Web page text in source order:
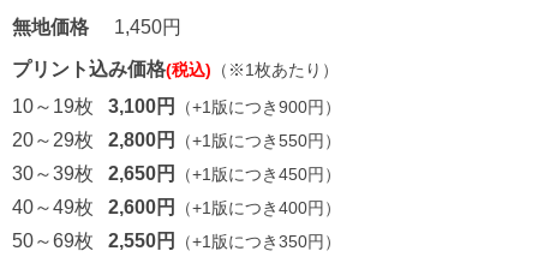
無地価格 1,450円
プリント込み価格(税込) （※1枚あたり）
10～19枚
20～29枚
30～39枚
40～49枚
50～69枚
3,100円 （+1版につき900円）
2,800円 （+1版につき550円）
2,650円 （+1版につき450円）
2,600円 （+1版につき400円）
2,550円 （+1版につき350円）